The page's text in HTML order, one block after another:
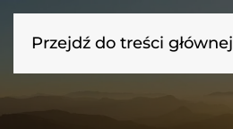
Przejdź do treści głównej